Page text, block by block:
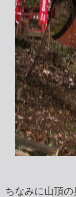
ちなみに山頂